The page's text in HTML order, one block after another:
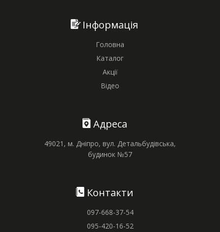
Інформація
Головна
Каталог
Акції
Відео
Адреса
49021, м. Дніпро, вул. Детальбудівська,
будинок №57
Контакти
097-668-37-54
095-420-16-52